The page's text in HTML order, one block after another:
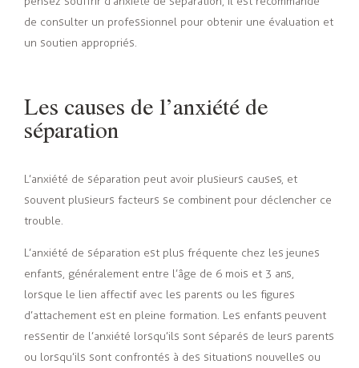
de consulter un professionnel pour obtenir une évaluation et
un soutien appropriés.
Les causes de l’anxiété de
séparation
L’anxiété de séparation peut avoir plusieurs causes, et
souvent plusieurs facteurs se combinent pour déclencher ce
trouble.
L’anxiété de séparation est plus fréquente chez les jeunes
enfants, généralement entre l’âge de 6 mois et 3 ans,
lorsque le lien affectif avec les parents ou les figures
d’attachement est en pleine formation. Les enfants peuvent
ressentir de l’anxiété lorsqu’ils sont séparés de leurs parents
ou lorsqu’ils sont confrontés à des situations nouvelles ou